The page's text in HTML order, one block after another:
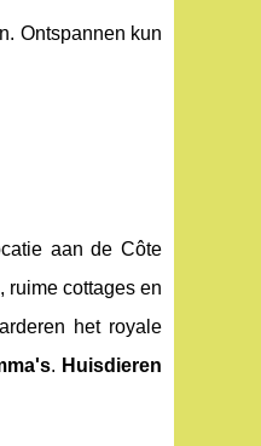
Ontspannen kun
aan de Côte
, ruime cottages en
het royale
. Huisdieren